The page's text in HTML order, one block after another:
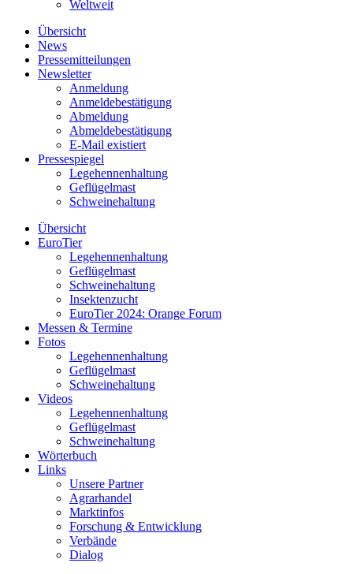
Weltweit
Übersicht
News
Pressemitteilungen
Newsletter
Anmeldung
Anmeldebestätigung
Abmeldung
Abmeldebestätigung
E-Mail existiert
Pressespiegel
Legehennenhaltung
Geflügelmast
Schweinehaltung
Übersicht
EuroTier
Legehennenhaltung
Geflügelmast
Schweinehaltung
Insektenzucht
EuroTier 2024: Orange Forum
Messen & Termine
Fotos
Legehennenhaltung
Geflügelmast
Schweinehaltung
Videos
Legehennenhaltung
Geflügelmast
Schweinehaltung
Wörterbuch
Links
Unsere Partner
Agrarhandel
Marktinfos
Forschung & Entwicklung
Verbände
Dialog